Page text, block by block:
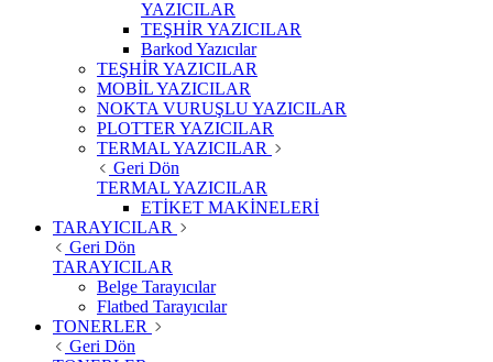
YAZICILAR
TEŞHİR YAZICILAR
Barkod Yazıcılar
TEŞHİR YAZICILAR
MOBİL YAZICILAR
NOKTA VURUŞLU YAZICILAR
PLOTTER YAZICILAR
TERMAL YAZICILAR
Geri Dön
TERMAL YAZICILAR
ETİKET MAKİNELERİ
TARAYICILAR
Geri Dön
TARAYICILAR
Belge Tarayıcılar
Flatbed Tarayıcılar
TONERLER
Geri Dön